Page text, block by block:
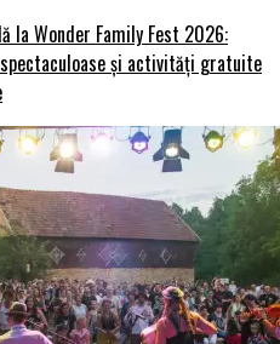
la Wonder Family Fest 2026:
și activități gratuite